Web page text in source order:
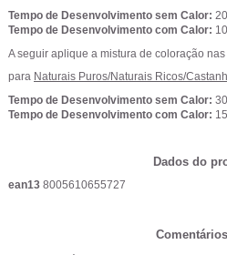
Tempo de Desenvolvimento sem Calor:
Tempo de Desenvolvimento com Calor:
A seguir aplique a mistura de coloração
para Naturais Puros/Naturais Ricos/
Tempo de Desenvolvimento sem Calor:
Tempo de Desenvolvimento com Calor:
Dados do
ean13 8005610655727
Comentários